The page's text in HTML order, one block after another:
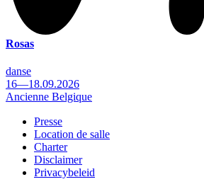
Rosas
danse
16—18.09.2026
Ancienne Belgique
Footer
Presse
Location de salle
Charter
Disclaimer
Privacybeleid